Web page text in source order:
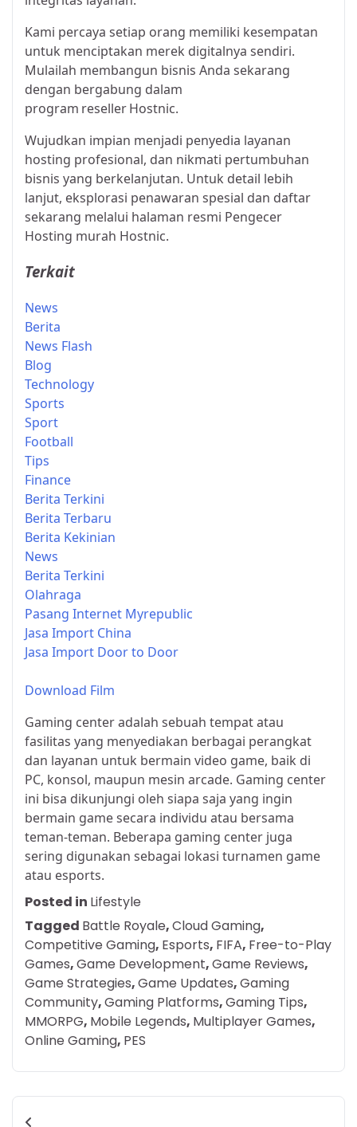
Kami percaya setiap orang memiliki kesempatan
untuk menciptakan merek digitalnya sendiri.
Mulailah membangun bisnis Anda sekarang
dengan bergabung dalam
program reseller Hostnic.
Wujudkan impian menjadi penyedia layanan
hosting profesional, dan nikmati pertumbuhan
bisnis yang berkelanjutan. Untuk detail lebih
lanjut, eksplorasi penawaran spesial dan daftar
sekarang melalui halaman resmi Pengecer
Hosting murah Hostnic.
Terkait
News
Berita
News Flash
Blog
Technology
Sports
Sport
Football
Tips
Finance
Berita Terkini
Berita Terbaru
Berita Kekinian
News
Berita Terkini
Olahraga
Pasang Internet Myrepublic
Jasa Import China
Jasa Import Door to Door
Download Film
Gaming center adalah sebuah tempat atau
fasilitas yang menyediakan berbagai perangkat
dan layanan untuk bermain video game, baik di
PC, konsol, maupun mesin arcade. Gaming center
ini bisa dikunjungi oleh siapa saja yang ingin
bermain game secara individu atau bersama
teman-teman. Beberapa gaming center juga
sering digunakan sebagai lokasi turnamen game
atau esports.
Posted in Lifestyle
Tagged Battle Royale,Cloud Gaming,
Competitive Gaming, Esports, FIFA, Free-to-Play
Games,Game Development,Game Reviews,
Game Strategies,Game Updates,Gaming
Community,Gaming Platforms,Gaming Tips,
MMORPG, Mobile Legends, Multiplayer Games,
Online Gaming, PES